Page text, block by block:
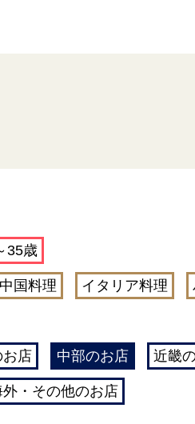
35歳
中国料理 イタリア料理
お店 中部のお店 近畿
外・その他のお店